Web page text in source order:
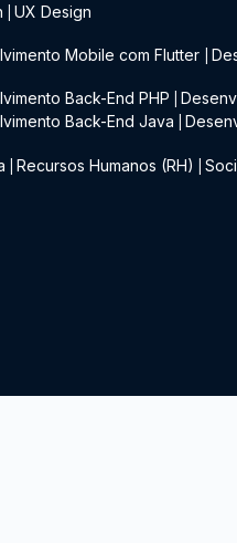
UX Design
Mobile com Flutter
Back-End PHP
Back-End Java
Recursos Humanos (RH)